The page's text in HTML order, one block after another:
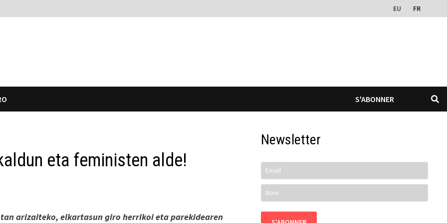
EU FR
S'ABONNER
eta feministen alde!
arizaiteko, elkartasun giro herrikoi eta parekidearen
Newsletter